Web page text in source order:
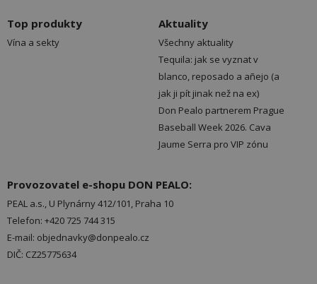
Top produkty
Vína a sekty
Aktuality
Všechny aktuality
Tequila: jak se vyznat v
blanco, reposado a añejo (a
jak ji pít jinak než na ex)
Don Pealo partnerem Prague
Baseball Week 2026. Cava
Jaume Serra pro VIP zónu
Provozovatel e-shopu DON PEALO:
PEAL a.s., U Plynárny 412/101, Praha 10
Telefon: +420 725 744 315
E-mail: objednavky@donpealo.cz
DIČ: CZ25775634